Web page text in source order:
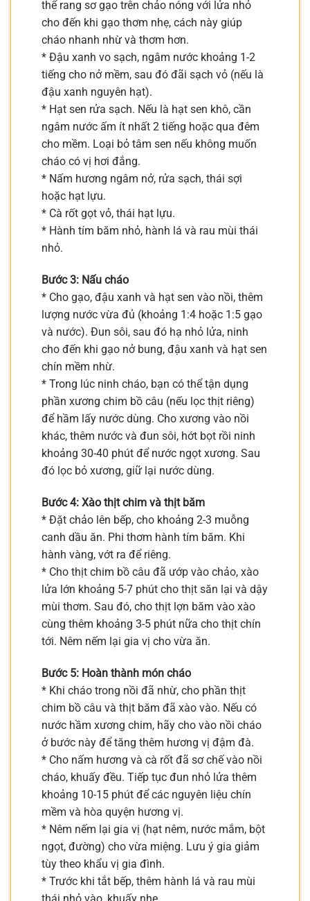
thể rang sơ gạo trên chảo nóng với lửa nhỏ
cho đến khi gạo thơm nhẹ, cách này giúp
cháo nhanh nhừ và thơm hơn.
* Đậu xanh vo sạch, ngâm nước khoảng 1-2
tiếng cho nở mềm, sau đó đãi sạch vỏ (nếu là
đậu xanh nguyên hạt).
* Hạt sen rửa sạch. Nếu là hạt sen khô, cần
ngâm nước ấm ít nhất 2 tiếng hoặc qua đêm
cho mềm. Loại bỏ tâm sen nếu không muốn
cháo có vị hơi đắng.
* Nấm hương ngâm nở, rửa sạch, thái sợi
hoặc hạt lựu.
* Cà rốt gọt vỏ, thái hạt lựu.
* Hành tím băm nhỏ, hành lá và rau mùi thái
nhỏ.
Bước 3: Nấu cháo
* Cho gạo, đậu xanh và hạt sen vào nồi, thêm
lượng nước vừa đủ (khoảng 1:4 hoặc 1:5 gạo
và nước). Đun sôi, sau đó hạ nhỏ lửa, ninh
cho đến khi gạo nở bung, đậu xanh và hạt sen
chín mềm nhừ.
* Trong lúc ninh cháo, bạn có thể tận dụng
phần xương chim bồ câu (nếu lọc thịt riêng)
để hầm lấy nước dùng. Cho xương vào nồi
khác, thêm nước và đun sôi, hớt bọt rồi ninh
khoảng 30-40 phút để nước ngọt xương. Sau
đó lọc bỏ xương, giữ lại nước dùng.
Bước 4: Xào thịt chim và thịt băm
* Đặt chảo lên bếp, cho khoảng 2-3 muỗng
canh dầu ăn. Phi thơm hành tím băm. Khi
hành vàng, vớt ra để riêng.
* Cho thịt chim bồ câu đã ướp vào chảo, xào
lửa lớn khoảng 5-7 phút cho thịt săn lại và dậy
mùi thơm. Sau đó, cho thịt lợn băm vào xào
cùng thêm khoảng 3-5 phút nữa cho thịt chín
tới. Nêm nếm lại gia vị cho vừa ăn.
Bước 5: Hoàn thành món cháo
* Khi cháo trong nồi đã nhừ, cho phần thịt
chim bồ câu và thịt băm đã xào vào. Nếu có
nước hầm xương chim, hãy cho vào nồi cháo
ở bước này để tăng thêm hương vị đậm đà.
* Cho nấm hương và cà rốt đã sơ chế vào nồi
cháo, khuấy đều. Tiếp tục đun nhỏ lửa thêm
khoảng 10-15 phút để các nguyên liệu chín
mềm và hòa quyện hương vị.
* Nêm nếm lại gia vị (hạt nêm, nước mắm, bột
ngọt, đường) cho vừa miệng. Lưu ý gia giảm
tùy theo khẩu vị gia đình.
* Trước khi tắt bếp, thêm hành lá và rau mùi
thái nhỏ vào, khuấy nhẹ.